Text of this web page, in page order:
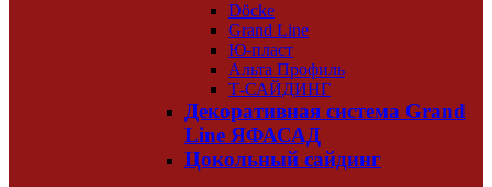
Döcke
Grand Line
Ю-пласт
Альта Профиль
Т-САЙДИНГ
Декоративная система Grand
Line ЯФАСАД
Цокольный сайдинг